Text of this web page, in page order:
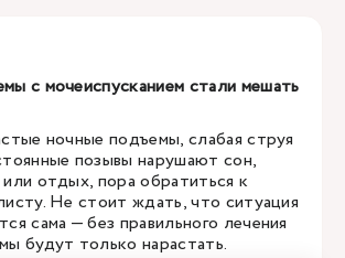
с мочеиспусканием стали мешать
ночные подъемы, слабая струя
позывы нарушают сон,
отдых, пора обратиться к
Не стоит ждать, что ситуация
сама — без правильного лечения
будут только нарастать.